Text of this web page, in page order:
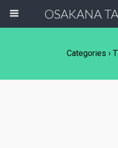
OSAKANA
Categories ›